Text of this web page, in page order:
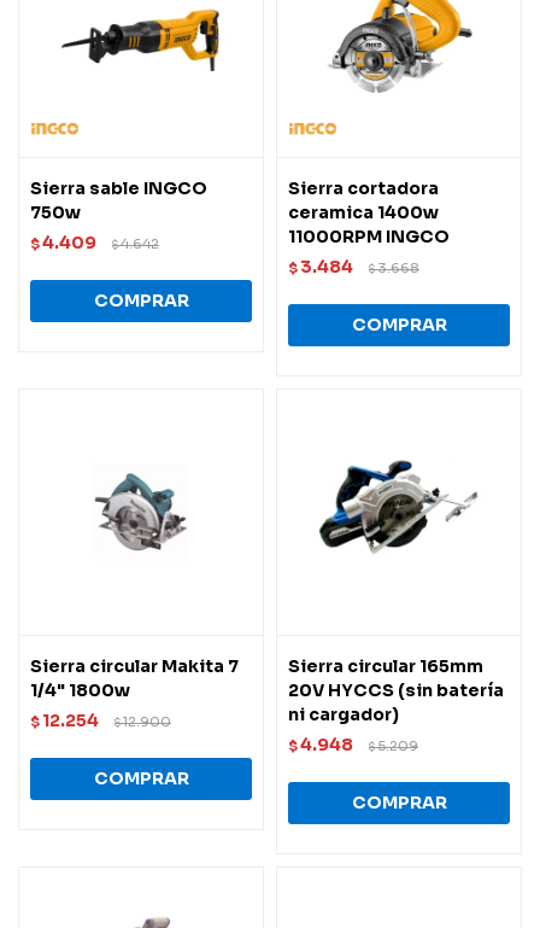
Sierra sable INGCO
750w
$4.409 $4.642
Sierra cortadora
ceramica 1400w
11000RPM INGCO
$ 3.484 $3.668
Sierra circular Makita 7
1/4" 1800w
$ 12.254 $12.900
Sierra circular 165mm
20V HYCCS (sin batería
ni cargador)
$4.948 $5.209